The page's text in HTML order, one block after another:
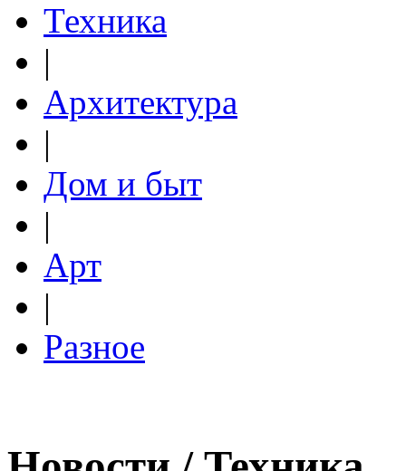
Техника
|
Архитектура
|
Дом и быт
|
Арт
|
Разное